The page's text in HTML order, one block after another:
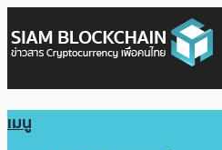
เมนู